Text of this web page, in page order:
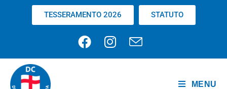
TESSERAMENTO 2026 STATUTO
MENU